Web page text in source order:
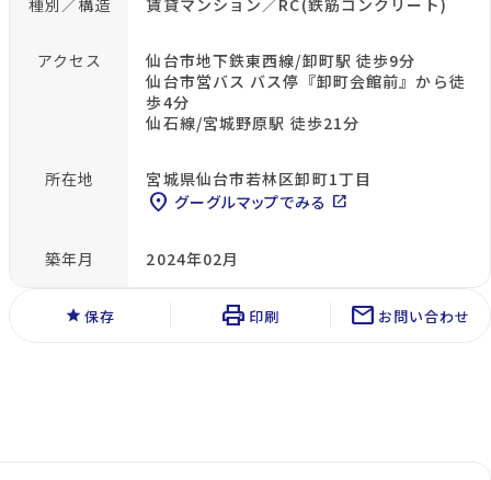
種別／構造 賃貸マンション／RC(鉄筋コンクリート)
アクセス
仙台市地下鉄東西線/卸町駅 徒歩9分
仙台市営バス バス停『卸町会館前』から徒
歩4分
仙石線/宮城野原駅 徒歩21分
所在地 宮城県仙台市若林区卸町1丁目
location_on グーグルマップでみる open_in_new
築年月 2024年02月
star 保存 print 印刷 mail お問い合わせ